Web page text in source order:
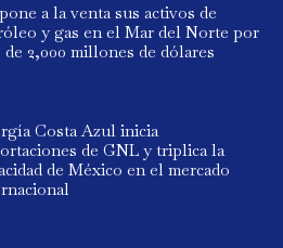
a la venta sus activos de
y gas en el Mar del Norte por
de 2,000 millones de dólares
Costa Azul inicia
de GNL y triplica la
de México en el mercado